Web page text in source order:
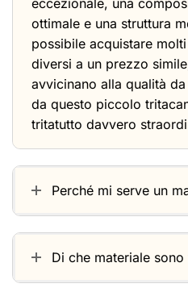
ottimale e una struttura
possibile acquistare
diversi a un prezzo
avvicinano alla qualità
da questo piccolo
tritatutto davvero
Perché mi serve un
Di che materiale